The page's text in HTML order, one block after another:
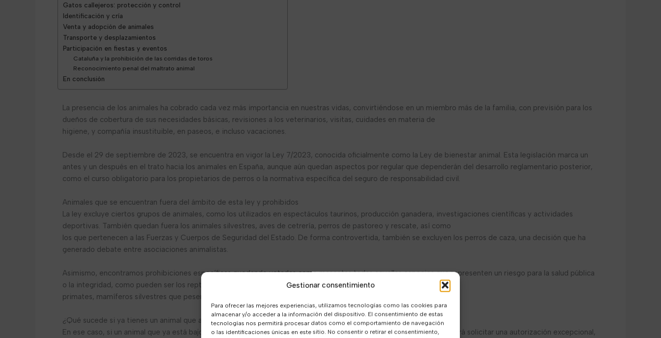
Gestionar consentimiento
Para ofrecer las mejores experiencias, utilizamos tecnologías como las cookies para
almacenar y/o acceder a la información del dispositivo. El consentimiento de estas
tecnologías nos permitirá procesar datos como el comportamiento de navegación
o las identificaciones únicas en este sitio. No consentir o retirar el consentimiento,
Gatos callejeros: protección y control
Identificación y cría
Venta y adopción de animales
Transporte y desplazamientos
Participación en fiestas y eventos
Cataluña y la prohibición de las corridas de toros
Reconocimiento penal del maltrato animal
En conclusión
La presencia de los animales ha cobrado cada vez más importancia en nuestras vidas, convirtiéndose en un miembro más de la familia, con previsión para los
dueños de cobertura de sus necesidades básicas, revisiones a los veterinarios, visitas, cuidades en materia de
higiene, y compañía insustituible, en paseos, e incluso vacaciones.
Desde el 29 de septiembre de 2023, se encuentra en vigor la Ley 7/2023, conocida oficialmente como la Ley de bienestar animal. Esta legislación marca un
antes y un después en el trato hacia los animales en España, aunque aún quedan aspectos por regular que dependerán del desarrollo reglamentario posterior,
como el curso obligatorio para los propietarios de perros o la normativa específica del seguro de responsabilidad civil.
Animales que se encuentran fuera del ámbito de esta ley y prohibidos
La ley excluye ciertos grupos de animales, como los utilizados en espectáculos taurinos, producción ganadera, investigaciones científicas y actividades
deportivas. También quedan fuera los animales silvestres, aves de cetrería, perros de pastoreo y rescate, así como
los que pertenecen a las Fuerzas y Cuerpos de Seguridad del Estado. De forma controvertida, también se excluyen los perros de caza, una decisión que ha
generado debate entre asociaciones animalistas.
Asimismo, encontramos prohibiciones específicas quedando vetadas como mascotas todas aquellas especies que representen un riesgo para la salud pública
o la integridad, como pueden ser los reptiles venenosos y los que superen los 2 Kg en edad adulta, todos los
primates, mamíferos silvestres que pesen más de 5 Kg…
¿Qué sucede si ya tienes un animal que ahora está prohibido?
En ese caso, si un animal que ya está bajo custodia se encuentra fuera del listado positivo que será publicado, se podrá solicitar una autorización excepcional,